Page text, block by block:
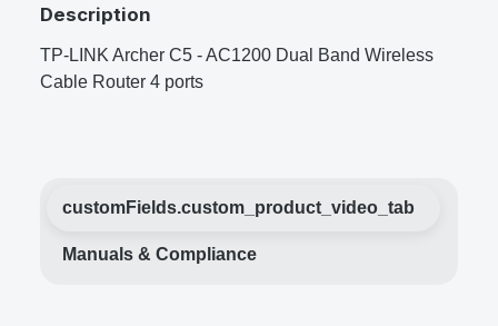
Description
TP-LINK Archer C5 - AC1200 Dual Band Wireless
Cable Router 4 ports
customFields.custom_product_video_tab
Manuals & Compliance